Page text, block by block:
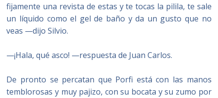
fijamente una revista de estas y te tocas la pilila, te sale
un líquido como el gel de baño y da un gusto que no
veas —dijo Silvio.
—¡Hala, qué asco! —respuesta de Juan Carlos.
De pronto se percatan que Porfi está con las manos
temblorosas y muy pajizo, con su bocata y su zumo por